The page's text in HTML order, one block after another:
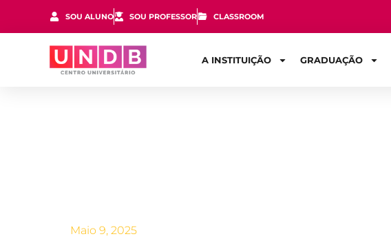
SOU ALUNO SOU PROFESSOR CLASSROOM
A INSTITUIÇÃO GRADUAÇÃO
Maio 9, 2025